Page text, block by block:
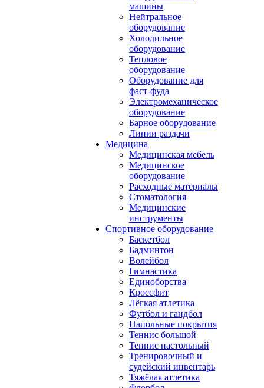
машины
Нейтральное
оборудование
Холодильное
оборудование
Тепловое
оборудование
Оборудование для
фаст-фуда
Электромеханическое
оборудование
Барное оборудование
Линии раздачи
Медицина
Медицинская мебель
Медицинское
оборудование
Расходные материалы
Стоматология
Медицинские
инструменты
Спортивное оборудование
Баскетбол
Бадминтон
Волейбол
Гимнастика
Единоборства
Кроссфит
Лёгкая атлетика
Футбол и гандбол
Напольные покрытия
Теннис большой
Теннис настольный
Тренировочный и
судейский инвентарь
Тяжёлая атлетика